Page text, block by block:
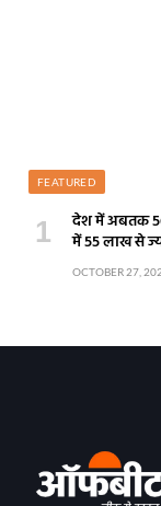
FEATURED
देश में अबतक
में 55 लाख से
OCTOBER 27,